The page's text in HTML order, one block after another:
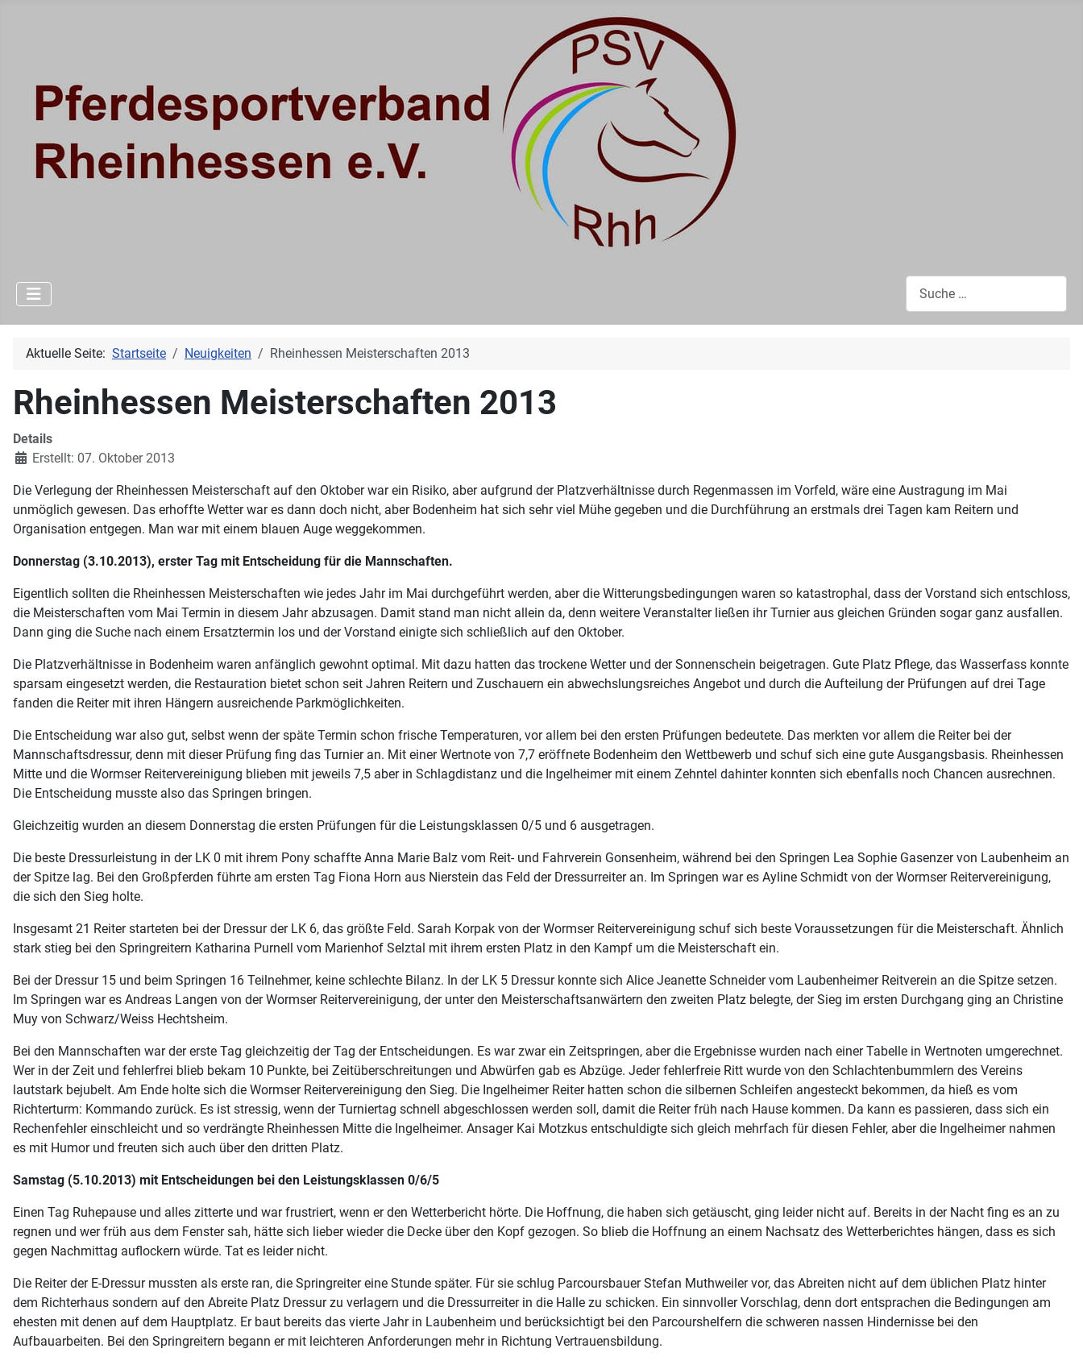
Aktuelle Seite: Startseite Neuigkeiten Rheinhessen Meisterschaften 2013
Rheinhessen Meisterschaften 2013
Details
Erstellt: 07. Oktober 2013
Die Verlegung der Rheinhessen Meisterschaft auf den Oktober war ein Risiko, aber aufgrund der Platzverhältnisse durch Regenmassen im Vorfeld, wäre eine Austragung im Mai
unmöglich gewesen. Das erhoffte Wetter war es dann doch nicht, aber Bodenheim hat sich sehr viel Mühe gegeben und die Durchführung an erstmals drei Tagen kam Reitern und
Organisation entgegen. Man war mit einem blauen Auge weggekommen.
Donnerstag (3.10.2013), erster Tag mit Entscheidung für die Mannschaften.
Eigentlich sollten die Rheinhessen Meisterschaften wie jedes Jahr im Mai durchgeführt werden, aber die Witterungsbedingungen waren so katastrophal, dass der Vorstand sich entschloss,
die Meisterschaften vom Mai Termin in diesem Jahr abzusagen. Damit stand man nicht allein da, denn weitere Veranstalter ließen ihr Turnier aus gleichen Gründen sogar ganz ausfallen.
Dann ging die Suche nach einem Ersatztermin los und der Vorstand einigte sich schließlich auf den Oktober.
Die Platzverhältnisse in Bodenheim waren anfänglich gewohnt optimal. Mit dazu hatten das trockene Wetter und der Sonnenschein beigetragen. Gute Platz Pflege, das Wasserfass konnte
sparsam eingesetzt werden, die Restauration bietet schon seit Jahren Reitern und Zuschauern ein abwechslungsreiches Angebot und durch die Aufteilung der Prüfungen auf drei Tage
fanden die Reiter mit ihren Hängern ausreichende Parkmöglichkeiten.
Die Entscheidung war also gut, selbst wenn der späte Termin schon frische Temperaturen, vor allem bei den ersten Prüfungen bedeutete. Das merkten vor allem die Reiter bei der
Mannschaftsdressur, denn mit dieser Prüfung fing das Turnier an. Mit einer Wertnote von 7,7 eröffnete Bodenheim den Wettbewerb und schuf sich eine gute Ausgangsbasis. Rheinhessen
Mitte und die Wormser Reitervereinigung blieben mit jeweils 7,5 aber in Schlagdistanz und die Ingelheimer mit einem Zehntel dahinter konnten sich ebenfalls noch Chancen ausrechnen.
Die Entscheidung musste also das Springen bringen.
Gleichzeitig wurden an diesem Donnerstag die ersten Prüfungen für die Leistungsklassen 0/5 und 6 ausgetragen.
Die beste Dressurleistung in der LK 0 mit ihrem Pony schaffte Anna Marie Balz vom Reit- und Fahrverein Gonsenheim, während bei den Springen Lea Sophie Gasenzer von Laubenheim an
der Spitze lag. Bei den Großpferden führte am ersten Tag Fiona Horn aus Nierstein das Feld der Dressurreiter an. Im Springen war es Ayline Schmidt von der Wormser Reitervereinigung,
die sich den Sieg holte.
Insgesamt 21 Reiter starteten bei der Dressur der LK 6, das größte Feld. Sarah Korpak von der Wormser Reitervereinigung schuf sich beste Voraussetzungen für die Meisterschaft. Ähnlich
stark stieg bei den Springreitern Katharina Purnell vom Marienhof Selztal mit ihrem ersten Platz in den Kampf um die Meisterschaft ein.
Bei der Dressur 15 und beim Springen 16 Teilnehmer, keine schlechte Bilanz. In der LK 5 Dressur konnte sich Alice Jeanette Schneider vom Laubenheimer Reitverein an die Spitze setzen.
Im Springen war es Andreas Langen von der Wormser Reitervereinigung, der unter den Meisterschaftsanwärtern den zweiten Platz belegte, der Sieg im ersten Durchgang ging an Christine
Muy von Schwarz/Weiss Hechtsheim.
Bei den Mannschaften war der erste Tag gleichzeitig der Tag der Entscheidungen. Es war zwar ein Zeitspringen, aber die Ergebnisse wurden nach einer Tabelle in Wertnoten umgerechnet.
Wer in der Zeit und fehlerfrei blieb bekam 10 Punkte, bei Zeitüberschreitungen und Abwürfen gab es Abzüge. Jeder fehlerfreie Ritt wurde von den Schlachtenbummlern des Vereins
lautstark bejubelt. Am Ende holte sich die Wormser Reitervereinigung den Sieg. Die Ingelheimer Reiter hatten schon die silbernen Schleifen angesteckt bekommen, da hieß es vom
Richterturm: Kommando zurück. Es ist stressig, wenn der Turniertag schnell abgeschlossen werden soll, damit die Reiter früh nach Hause kommen. Da kann es passieren, dass sich ein
Rechenfehler einschleicht und so verdrängte Rheinhessen Mitte die Ingelheimer. Ansager Kai Motzkus entschuldigte sich gleich mehrfach für diesen Fehler, aber die Ingelheimer nahmen
es mit Humor und freuten sich auch über den dritten Platz.
Samstag (5.10.2013) mit Entscheidungen bei den Leistungsklassen 0/6/5
Einen Tag Ruhepause und alles zitterte und war frustriert, wenn er den Wetterbericht hörte. Die Hoffnung, die haben sich getäuscht, ging leider nicht auf. Bereits in der Nacht fing es an zu
regnen und wer früh aus dem Fenster sah, hätte sich lieber wieder die Decke über den Kopf gezogen. So blieb die Hoffnung an einem Nachsatz des Wetterberichtes hängen, dass es sich
gegen Nachmittag auflockern würde. Tat es leider nicht.
Die Reiter der E-Dressur mussten als erste ran, die Springreiter eine Stunde später. Für sie schlug Parcoursbauer Stefan Muthweiler vor, das Abreiten nicht auf dem üblichen Platz hinter
dem Richterhaus sondern auf den Abreite Platz Dressur zu verlagern und die Dressurreiter in die Halle zu schicken. Ein sinnvoller Vorschlag, denn dort entsprachen die Bedingungen am
ehesten mit denen auf dem Hauptplatz. Er baut bereits das vierte Jahr in Laubenheim und berücksichtigt bei den Parcourshelfern die schweren nassen Hindernisse bei den
Aufbauarbeiten. Bei den Springreitern begann er mit leichteren Anforderungen mehr in Richtung Vertrauensbildung.